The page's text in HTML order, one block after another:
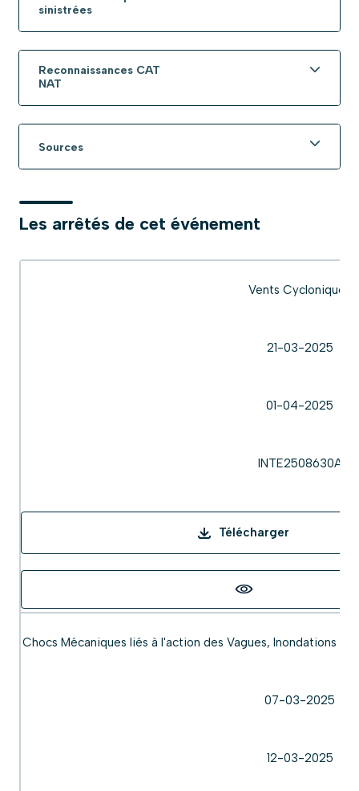
sinistrées
Reconnaissances CAT
NAT
Sources
Les arrêtés de cet événement
Vents Cycloniques
21-03-2025
01-04-2025
INTE2508630A
Télécharger
Chocs Mécaniques liés à l'action des Vagues, Inondations
07-03-2025
12-03-2025